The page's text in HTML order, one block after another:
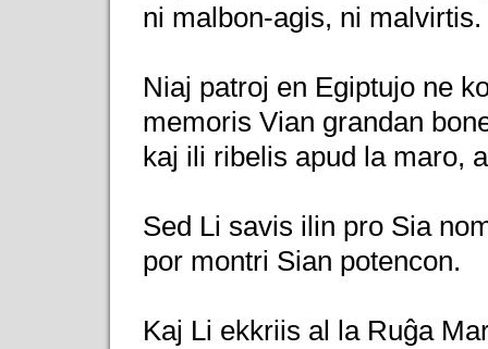
ni malbon-agis, ni malvirtis.
Niaj patroj en Egiptujo ne
memoris Vian grandan
kaj ili ribelis apud la maro,
Sed Li savis ilin pro Sia
por montri Sian potencon.
Kaj Li ekkriis al la Ruĝa